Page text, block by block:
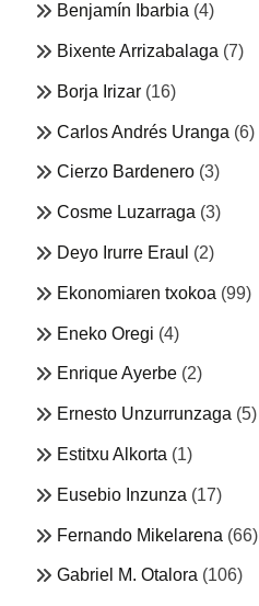
Benjamín Ibarbia (4)
Bixente Arrizabalaga (7)
Borja Irizar (16)
Carlos Andrés Uranga (6)
Cierzo Bardenero (3)
Cosme Luzarraga (3)
Deyo Irurre Eraul (2)
Ekonomiaren txokoa (99)
Eneko Oregi (4)
Enrique Ayerbe (2)
Ernesto Unzurrunzaga (5)
Estitxu Alkorta (1)
Eusebio Inzunza (17)
Fernando Mikelarena (66)
Gabriel M. Otalora (106)